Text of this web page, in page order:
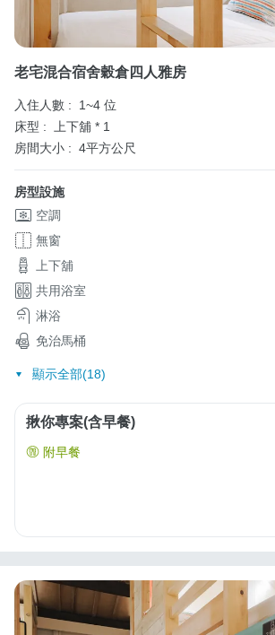
老宅混合宿舍穀倉四人雅房
入住人數 :
1~4 位
床型 :
上下舖 * 1
房間大小 : 4平方公尺
房型設施
空調
無窗
上下舖
共用浴室
淋浴
免治馬桶
顯示全部(18)
揪你專案(含早餐)
附早餐